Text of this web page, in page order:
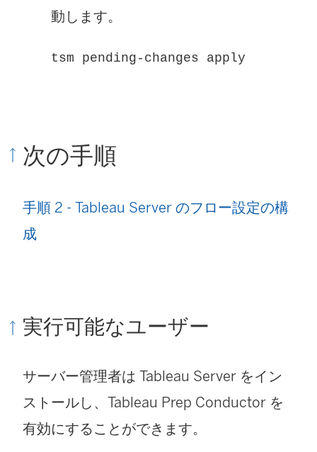
動します。
tsm pending-changes apply
次の手順
手順 2 - Tableau Server のフロー設定の構
成
実行可能なユーザー
サーバー管理者は Tableau Server をイン
ストールし、Tableau Prep Conductor を
有効にすることができます。